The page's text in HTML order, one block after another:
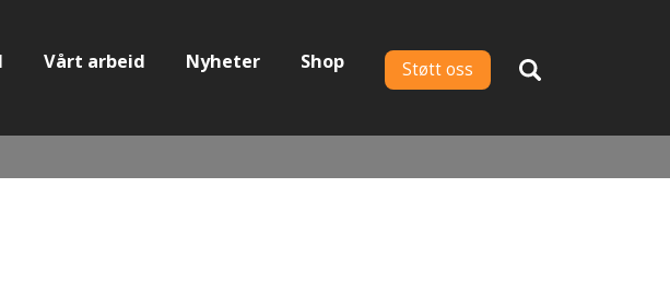
Støtt oss
Vårt arbeid Nyheter Shop